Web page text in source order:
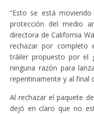
“Esto se está
protección del medio
directora de California
rechazar por completo
tráiler propuesto por el
ninguna razón para
repentinamente y al final
Al rechazar el paquete
dejó en claro que no